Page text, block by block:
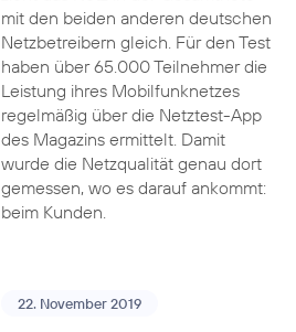
mit den beiden anderen deutschen
Netzbetreibern gleich. Für den Test
haben über 65.000 Teilnehmer die
Leistung ihres Mobilfunknetzes
regelmäßig über die Netztest-App
des Magazins ermittelt. Damit
wurde die Netzqualität genau dort
gemessen, wo es darauf ankommt:
beim Kunden.
22. November 2019